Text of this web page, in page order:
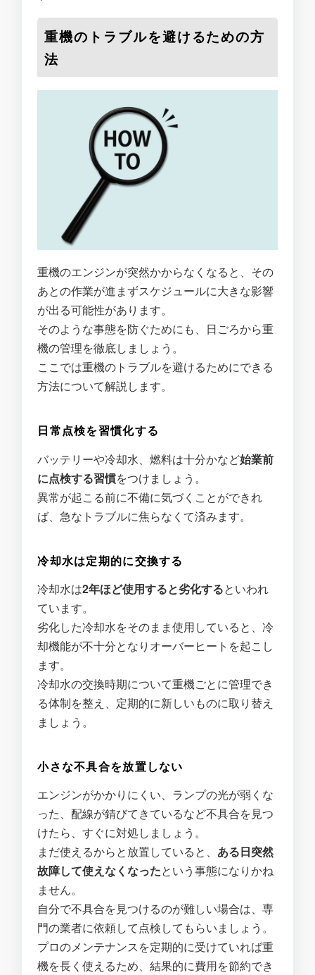
重機のトラブルを避けるための方
法
重機のエンジンが突然かからなくなると、その
あとの作業が進まずスケジュールに大きな影響
が出る可能性があります。
そのような事態を防ぐためにも、日ごろから重
機の管理を徹底しましょう。
ここでは重機のトラブルを避けるためにできる
方法について解説します。
日常点検を習慣化する
バッテリーや冷却水、燃料は十分かなど始業前
に点検する習慣をつけましょう。
異常が起こる前に不備に気づくことができれ
ば、急なトラブルに焦らなくて済みます。
冷却水は定期的に交換する
冷却水は2年ほど使用すると劣化するといわれ
ています。
劣化した冷却水をそのまま使用していると、冷
却機能が不十分となりオーバーヒートを起こし
ます。
冷却水の交換時期について重機ごとに管理でき
る体制を整え、定期的に新しいものに取り替え
ましょう。
小さな不具合を放置しない
エンジンがかかりにくい、ランプの光が弱くな
った、配線が錆びてきているなど不具合を見つ
けたら、すぐに対処しましょう。
まだ使えるからと放置していると、 ある日突然
故障して使えなくなったという事態になりかね
ません。
自分で不具合を見つけるのが難しい場合は、専
門の業者に依頼して点検してもらいましょう。
プロのメンテナンスを定期的に受けていれば重
機を長く使えるため、結果的に費用を節約でき